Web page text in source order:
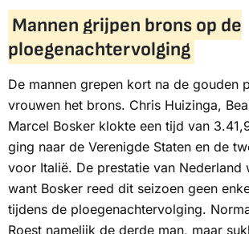
Mannen grijpen brons op de
ploegenachtervolging
De mannen grepen kort na de gouden
vrouwen het brons. Chris Huizinga,
Marcel Bosker klokte een tijd van
ging naar de Verenigde Staten en de
voor Italië. De prestatie van Nederland
want Bosker reed dit seizoen geen
tijdens de ploegenachtervolging.
Roest namelijk de derde man, maar